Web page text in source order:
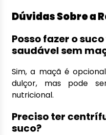
Dúvidas Sobre a
Posso fazer o
saudável sem
Sim, a maçã é
dulçor, mas pode
nutricional.
Preciso ter
suco?